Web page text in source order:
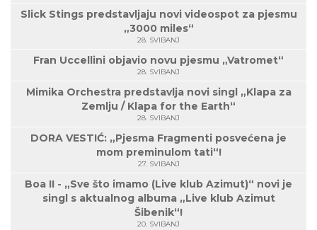
Slick Stings predstavljaju novi videospot za pjesmu
„3000 miles“
28. SVIBANJ
Fran Uccellini objavio novu pjesmu „Vatromet“
28. SVIBANJ
Mimika Orchestra predstavlja novi singl „Klapa za
Zemlju / Klapa for the Earth“
28. SVIBANJ
DORA VESTIĆ: „Pjesma Fragmenti posvećena je
mom preminulom tati“!
27. SVIBANJ
Boa II - „Sve što imamo (Live klub Azimut)“ novi je
singl s aktualnog albuma „Live klub Azimut
Šibenik“!
20. SVIBANJ